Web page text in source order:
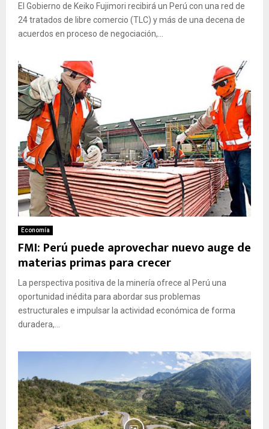
El Gobierno de Keiko Fujimori recibirá un Perú con una red de
24 tratados de libre comercio (TLC) y más de una decena de
acuerdos en proceso de negociación,...
Economía
FMI: Perú puede aprovechar nuevo auge de
materias primas para crecer
La perspectiva positiva de la minería ofrece al Perú una
oportunidad inédita para abordar sus problemas
estructurales e impulsar la actividad económica de forma
duradera,...